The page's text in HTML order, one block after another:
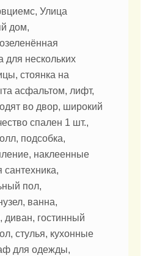
Улица
дом,
для нескольких
стоянка на
асфальтом, лифт,
во двор, широкий
спален 1 шт.,
подсобка,
наклеенные
пол,
ванна,
диван, гостинный
стулья, кухонные
для одежды,